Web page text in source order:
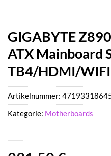
GIGABYTE
ATX Mainboard
TB4/HDMI/
Artikelnummer:
Kategorie: Motherboards